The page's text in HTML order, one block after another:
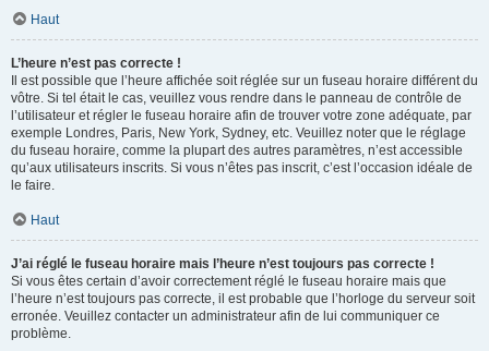
Haut
L’heure n’est pas correcte !
Il est possible que l’heure affichée soit réglée sur un fuseau horaire différent du
vôtre. Si tel était le cas, veuillez vous rendre dans le panneau de contrôle de
l’utilisateur et régler le fuseau horaire afin de trouver votre zone adéquate, par
exemple Londres, Paris, New York, Sydney, etc. Veuillez noter que le réglage
du fuseau horaire, comme la plupart des autres paramètres, n’est accessible
qu’aux utilisateurs inscrits. Si vous n’êtes pas inscrit, c’est l’occasion idéale de
le faire.
Haut
J’ai réglé le fuseau horaire mais l’heure n’est toujours pas correcte !
Si vous êtes certain d’avoir correctement réglé le fuseau horaire mais que
l’heure n’est toujours pas correcte, il est probable que l’horloge du serveur soit
erronée. Veuillez contacter un administrateur afin de lui communiquer ce
problème.